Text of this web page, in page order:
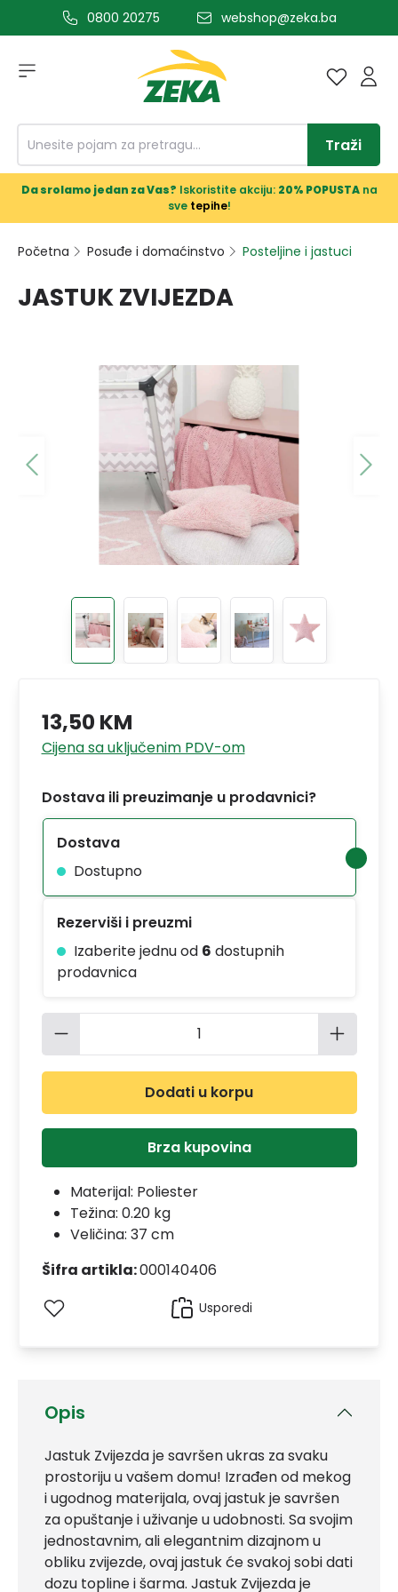
glavni sadržaj0800 20275 webshop@zeka.ba
Traži
Da srolamo jedan za Vas? Iskoristite akciju: 20% POPUSTAna
sve tepihe!
Početna Posuđe i domaćinstvo Posteljine i jastuci
JASTUK ZVIJEZDA
Opis
Jastuk Zvijezda je savršen ukras za svaku
prostoriju u vašem domu! Izrađen od mekog
i ugodnog materijala, ovaj jastuk je savršen
za opuštanje i uživanje u udobnosti. Sa svojim
jednostavnim, ali elegantnim dizajnom u
obliku zvijezde, ovaj jastuk će svakoj sobi dati
dozu topline i šarma. Jastuk Zvijezda je
13,50 KM
Cijena sa uključenim PDV-om
Dostava ili preuzimanje u prodavnici?
Dostava
Dostupno
Rezerviši i preuzmi
Izaberite jednu od 6 dostupnih
prodavnica
Količina proizvoda: Unesite
Dodati u korpu
Brza kupovina
Materijal: Poliester
Težina: 0.20 kg
Veličina: 37 cm
Šifra artikla:000140406
Usporedi